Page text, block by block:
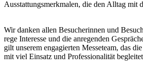
Ausstattungsmerkmalen, die den Alltag mit
Wir danken allen Besucherinnen und
rege Interesse und die anregenden
gilt unserem engagierten Messeteam, das
mit viel Einsatz und Professionalität